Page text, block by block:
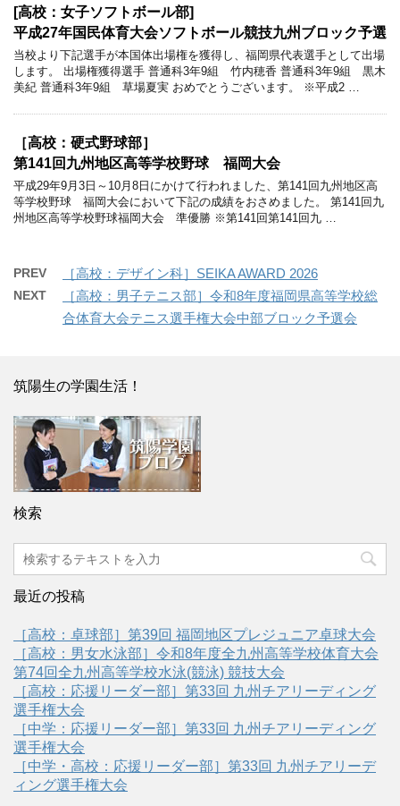
[高校：女子ソフトボール部]
平成27年国民体育大会ソフトボール競技九州ブロック予選
当校より下記選手が本国体出場権を獲得し、福岡県代表選手として出場
します。 出場権獲得選手 普通科3年9組 竹内穂香 普通科3年9組 黒木
美紀 普通科3年9組 草場夏実 おめでとうございます。 ※平成2 …
［高校：硬式野球部］
第141回九州地区高等学校野球 福岡大会
平成29年9月3日～10月8日にかけて行われました、第141回九州地区高
等学校野球 福岡大会において下記の成績をおさめました。 第141回九
州地区高等学校野球福岡大会 準優勝 ※第141回第141回九 …
PREV ［高校：デザイン科］SEIKA AWARD 2026
NEXT
［高校：男子テニス部］令和8年度福岡県高等学校総
合体育大会テニス選手権大会中部ブロック予選会
筑陽生の学園生活！
検索
最近の投稿
［高校：卓球部］第39回 福岡地区プレジュニア卓球大会
［高校：男女水泳部］令和8年度全九州高等学校体育大会
第74回全九州高等学校水泳(競泳) 競技大会
［高校：応援リーダー部］第33回 九州チアリーディング
選手権大会
［中学：応援リーダー部］第33回 九州チアリーディング
選手権大会
［中学・高校：応援リーダー部］第33回 九州チアリーデ
ィング選手権大会